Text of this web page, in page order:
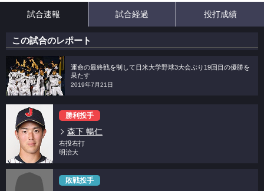
試合速報 試合経過 投打成績
この試合のレポート
運命の最終戦を制して日米大学野球3大会ぶり19回目の優勝を
果たす
2019年7月21日
勝利投手
森下 暢仁
右投右打
明治大
敗戦投手